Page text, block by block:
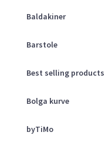
Baldakiner
Barstole
Best selling products
Bolga kurve
byTiMo